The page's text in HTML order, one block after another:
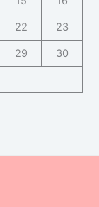
22 23
29 30